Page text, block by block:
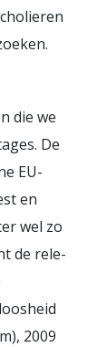
die we
De
EU-
en
wel zo
de rele­
2009